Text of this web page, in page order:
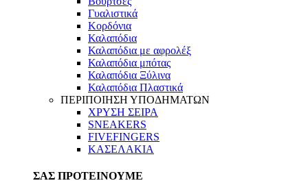
Γυαλιστικά
Κορδόνια
Καλαπόδια
Καλαπόδια με αφρολέξ
Καλαπόδια μπότας
Καλαπόδια Ξύλινα
Καλαπόδια Πλαστικά
ΠΕΡΙΠΟΙΗΣΗ ΥΠΟΔΗΜΑΤΩΝ
ΧΡΥΣΗ ΣΕΙΡΑ
SNEAKERS
FIVEFINGERS
ΚΑΣΕΛΑΚΙΑ
ΣΑΣ ΠΡΟΤΕΙΝΟΥΜΕ